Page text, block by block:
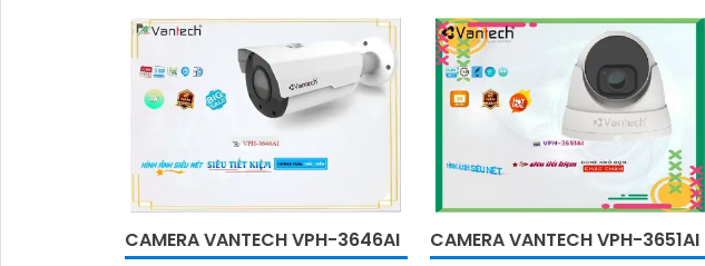
(POE), cho phép truyền...
đình. Với độ phân giải 2MP, chất
lượng hình ảnh rõ nét và sắc nét
CAMERA VANTECH VPH-3646AI
CAMERA VANTECH VPH-3651AI